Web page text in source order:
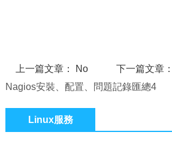
上一篇文章： No 下一篇文章：
Nagios安裝、配置、問題記錄匯總4
Linux服務